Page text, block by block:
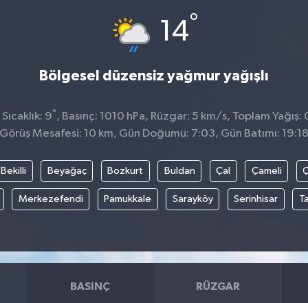
14°
Bölgesel düzensiz yağmur yağışlı
9° , Basınç: 1010 hPa, Rüzgar: 5 km/s, Toplam
Görüş Mesafesi: 10 km, Gün Doğumu: 7:03, Gün Batımı: 19:18
Bekilli Beyağaç Bozkurt Buldan Çal Çameli
Merkezefendi Pamukkale Sarayköy Serinhisar
BASINÇ RÜZGAR